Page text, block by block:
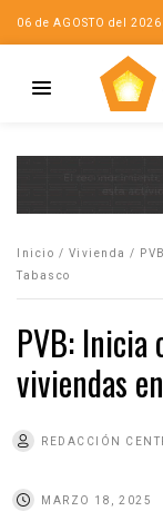
06 de AGOSTO del 2026
Inicio / Vivienda /
Tabasco
PVB:
viviendas
REDACCIÓN
MARZO 18, 2025